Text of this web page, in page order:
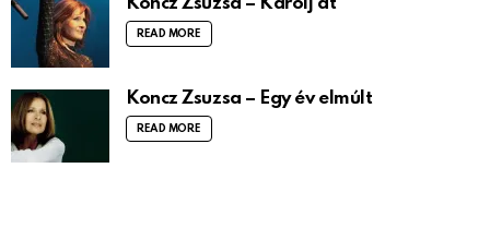
READ MORE
Koncz Zsuzsa – Egy év elmúlt
READ MORE